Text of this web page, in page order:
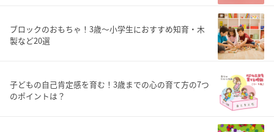
ブロックのおもちゃ！3歳〜小学生におすすめ知育・木
製など20選
子どもの自己肯定感を育む！3歳までの心の育て方の7つ
のポイントは？